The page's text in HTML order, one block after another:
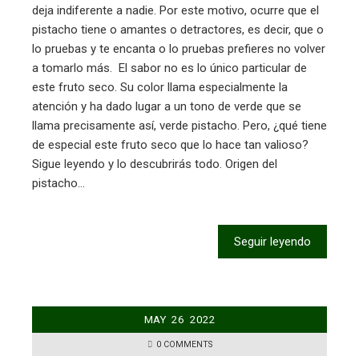
deja indiferente a nadie. Por este motivo, ocurre que el
pistacho tiene o amantes o detractores, es decir, que o
lo pruebas y te encanta o lo pruebas prefieres no volver
a tomarlo más. El sabor no es lo único particular de
este fruto seco. Su color llama especialmente la
atención y ha dado lugar a un tono de verde que se
llama precisamente así, verde pistacho. Pero, ¿qué tiene
de especial este fruto seco que lo hace tan valioso?
Sigue leyendo y lo descubrirás todo. Origen del
pistacho…
Seguir leyendo
MAY 26 2022
0 COMMENTS